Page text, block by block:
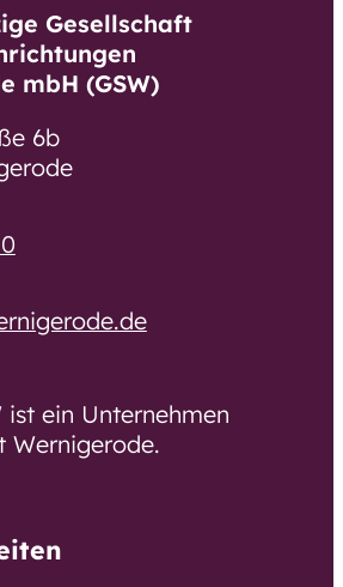
Gesellschaft
mbH (GSW)
6b
ist ein Unternehmen
Wernigerode.